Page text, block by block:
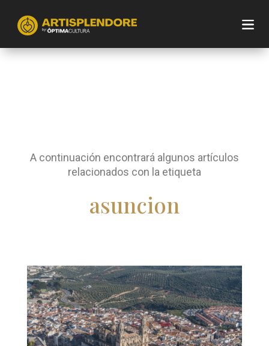
A continuación encontrará algunos artículos
relacionados con la etiqueta
asuncion